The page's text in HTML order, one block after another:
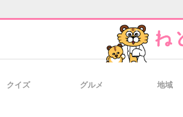
クイズ グルメ 地域